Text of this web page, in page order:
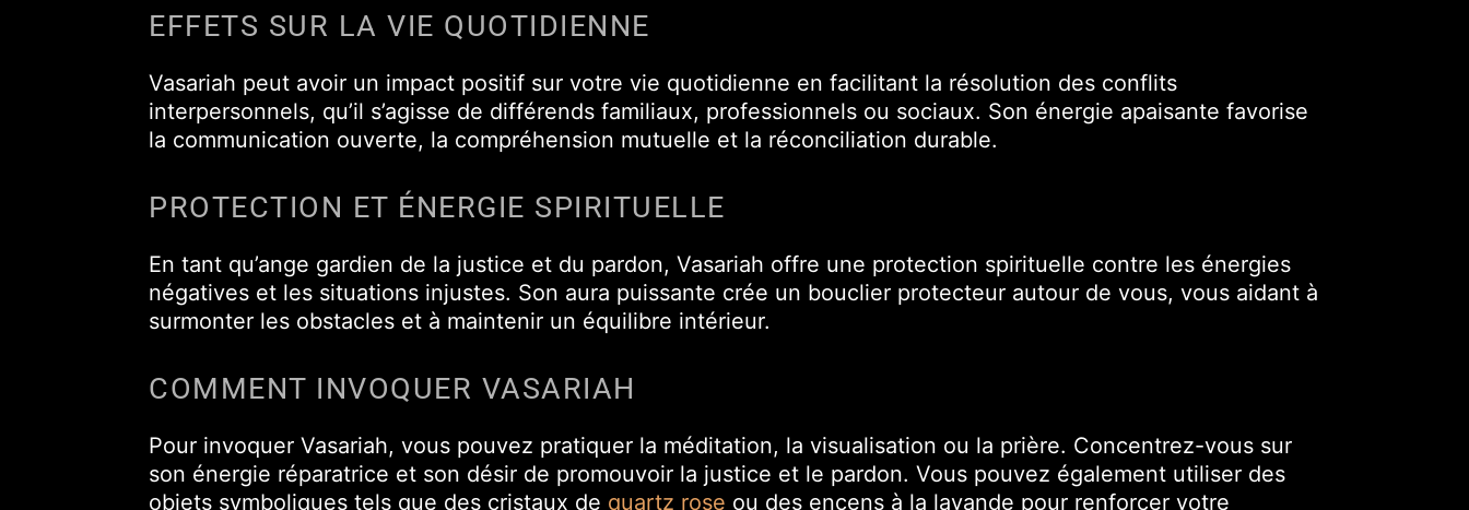
EFFETS SUR LA VIE QUOTIDIENNE
Vasariah peut avoir un impact positif sur votre vie quotidienne en facilitant la résolution des conflits
interpersonnels, qu’il s’agisse de différends familiaux, professionnels ou sociaux. Son énergie apaisante favorise
la communication ouverte, la compréhension mutuelle et la réconciliation durable.
PROTECTION ET ÉNERGIE SPIRITUELLE
En tant qu’ange gardien de la justice et du pardon, Vasariah offre une protection spirituelle contre les énergies
négatives et les situations injustes. Son aura puissante crée un bouclier protecteur autour de vous, vous aidant à
surmonter les obstacles et à maintenir un équilibre intérieur.
COMMENT INVOQUER VASARIAH
Pour invoquer Vasariah, vous pouvez pratiquer la méditation, la visualisation ou la prière. Concentrez-vous sur
son énergie réparatrice et son désir de promouvoir la justice et le pardon. Vous pouvez également utiliser des
objets symboliques tels que des cristaux de quartz rose ou des encens à la lavande pour renforcer votre